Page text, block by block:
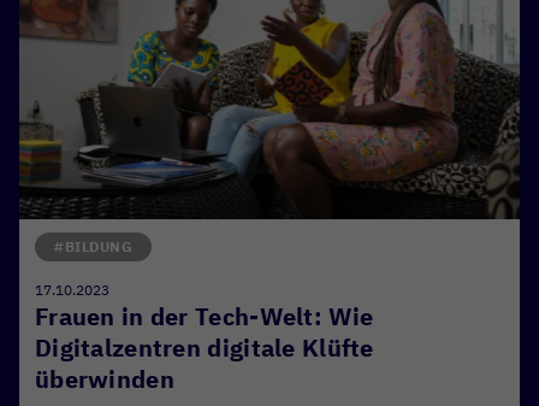
Frauen in der Tech-Welt: Wie
Digitalzentren digitale Klüfte
überwinden
#BILDUNG
17.10.2023